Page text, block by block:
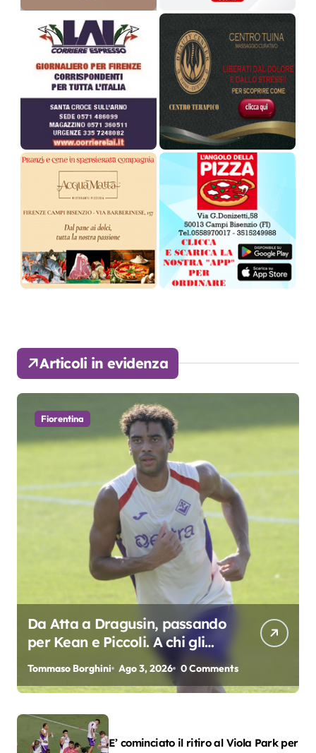
Articoli in evidenza
Fiorentina
Da Atta a Dragusin, passando
per Kean e Piccoli. A chi gli
oscar del precampionato?
Tommaso Borghini Ago 3, 2026 0 Comments
E’ cominciato il ritiro al Viola Park per